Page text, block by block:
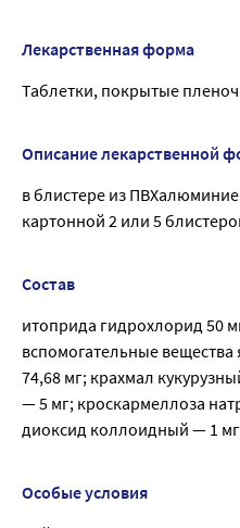
Лекарственная форма
Таблетки, покрытые
Описание лекарственной
в блистере из
картонной 2 или 5
Состав
итоприда гидрохлорид 50
вспомогательные
74,68 мг; крахмал
— 5 мг; кроскармеллоза
диоксид коллоидный — 1
Особые условия